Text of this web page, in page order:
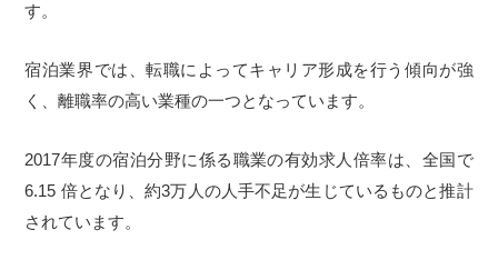
す。
宿泊業界では、転職によってキャリア形成を行う傾向が強
く、離職率の高い業種の一つとなっています。
2017年度の宿泊分野に係る職業の有効求人倍率は、全国で
6.15 倍となり、約3万人の人手不足が生じているものと推計
されています。